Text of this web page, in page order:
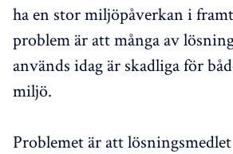
ha en stor miljöpåverkan i
problem är att många av
används idag är skadliga för
miljö.
Problemet är att